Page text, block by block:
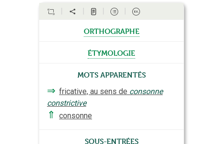
orthographe
étymologie
Mots apparentés
⇒ fricative, au sens de consonne
constrictive
⇑ consonne
Sous-entrées